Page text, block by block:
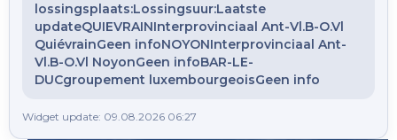
lossingsplaats:Lossingsuur:Laatste
updateQUIEVRAINInterprovinciaal Ant-Vl.B-O.Vl
QuiévrainGeen infoNOYONInterprovinciaal Ant-
Vl.B-O.Vl NoyonGeen infoBAR-LE-
DUCgroupement luxembourgeoisGeen info
Widget update: 09.08.2026 06:27